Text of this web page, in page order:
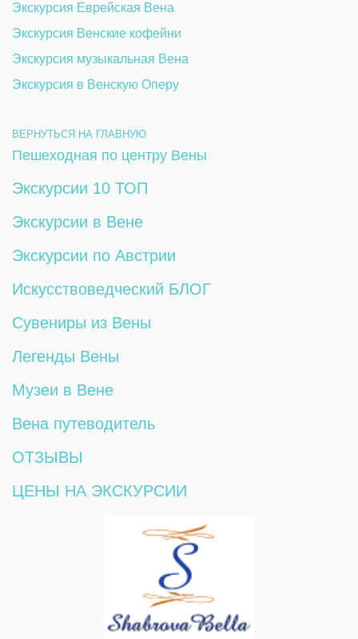
Экскурсия Еврейская Вена
Экскурсия Венские кофейни
Экскурсия музыкальная Вена
Экскурсия в Венскую Оперу
ВЕРНУТЬСЯ НА ГЛАВНУЮ
Пешеходная по центру Вены
Экскурсии 10 ТОП
Экскурсии в Вене
Экскурсии по Австрии
Искусствоведческий БЛОГ
Сувениры из Вены
Легенды Вены
Музеи в Вене
Вена путеводитель
ОТЗЫВЫ
ЦЕНЫ НА ЭКСКУРСИИ